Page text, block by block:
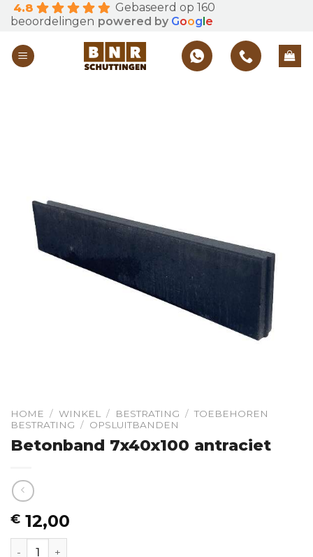
Skip
to
content
4.8
Gebaseerd op 160
beoordelingen powered by Goog e
HOME / WINKEL / BESTRATING / TOEBEHOREN
BESTRATING / OPSLUITBANDEN
Betonband 7x40x100 antraciet
€ 12,00
Betonband 7x40x100 antraciet hoeveelheid